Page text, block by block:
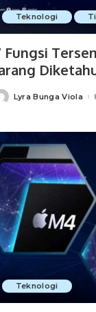
Teknologi
Fungsi
Lyra Bunga Viola
Teknologi